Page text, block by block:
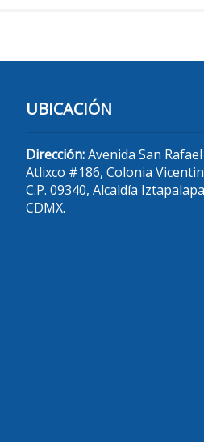
UBICACIÓN
Dirección:Avenida San Rafael
Atlixco #186, Colonia
C.P. 09340, Alcaldía
CDMX.